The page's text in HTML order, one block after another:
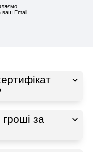
ваш Email
за